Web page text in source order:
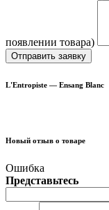
появлении товара)
Отправить заявку
L'Entropiste — Ensang Blanc
Новый отзыв о товаре
Ошибка
Представьтесь